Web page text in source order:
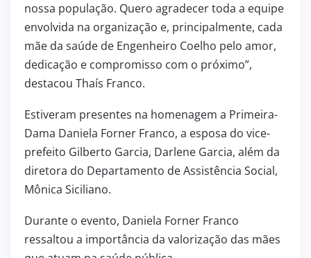
nossa população. Quero agradecer toda a equipe
envolvida na organização e, principalmente, cada
mãe da saúde de Engenheiro Coelho pelo amor,
dedicação e compromisso com o próximo”,
destacou Thaís Franco.
Estiveram presentes na homenagem a Primeira-
Dama Daniela Forner Franco, a esposa do vice-
prefeito Gilberto Garcia, Darlene Garcia, além da
diretora do Departamento de Assistência Social,
Mônica Siciliano.
Durante o evento, Daniela Forner Franco
ressaltou a importância da valorização das mães